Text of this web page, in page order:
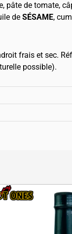
pâte de tomate,
de SÉSAME,
frais et sec.
possible).